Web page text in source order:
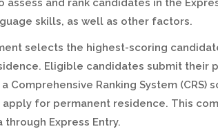
skills, as well as other factors.
selects the highest-scoring
Eligible candidates submit their
Comprehensive Ranking System (CRS)
for permanent residence. This
Express Entry.